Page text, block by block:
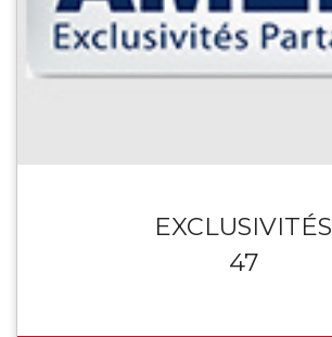
EXCLUSIVITÉS
47